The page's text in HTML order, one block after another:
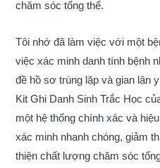
chăm sóc tổng thể.
Tôi nhớ đã làm việc với một
việc xác minh danh tính bệnh
đề hồ sơ trùng lặp và gian lận
Kit Ghi Danh Sinh Trắc Học
một hệ thống chính xác và
xác minh nhanh chóng, giảm
thiện chất lượng chăm sóc